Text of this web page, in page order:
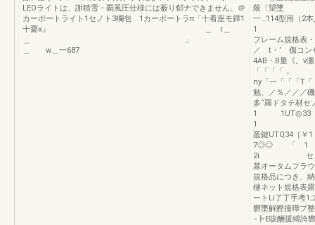
LEOライトは、謝積雪・覇風圧仕様には薮り郁ナできません。＠
カーポートライト1セノト3欄包 1カーポートラπ「十看座モ鐸1
十齎κ』 ＿ r＿
＿ 」
＿ w＿一687
蔭〔
一…114型用
1 1 写1
フレーム規格表
／ t・’ 傷コン
4AB・B量《。v
「「「「
ny「一「「「T
勉、／％／／
多“羅ドタテ材
1 1UT◎33
1
叢鍵UTQ34
7◎◎ 「 1 1
2i セノト緬
墓オータムフラ
規格品につき、
樋ネット規格表
ートLi了丁手考
欝墜解鰹撞嘩プ
−卜E咳酬援縛